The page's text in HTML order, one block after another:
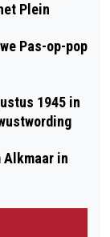
Plein
Pas-op-pop
1945 in
in